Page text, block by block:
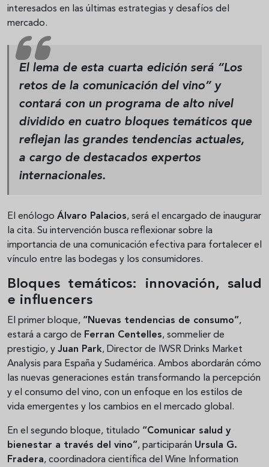
interesados en las últimas estrategias y desafíos del
mercado.
El lema de esta cuarta edición será “Los
retos de la comunicación del vino”y
contará con un programa de alto nivel
dividido en cuatro bloques temáticos que
reflejan las grandes tendencias actuales,
a cargo de destacados expertos
internacionales.
El enólogo Álvaro Palacios, será el encargado de inaugurar
la cita. Su intervención busca reflexionar sobre la
importancia de una comunicación efectiva para fortalecer el
vínculo entre las bodegas y los consumidores.
Bloques temáticos: innovación, salud
e influencers
El primer bloque, “Nuevas tendencias de consumo”,
estará a cargo de Ferran Centelles, sommelier de
prestigio, y Juan Park, Director de IWSR Drinks Market
Analysis para España y Sudamérica. Ambos abordarán cómo
las nuevas generaciones están transformando la percepción
y el consumo del vino, con un enfoque en los estilos de
vida emergentes y los cambios en el mercado global.
En el segundo bloque, titulado “Comunicar salud y
bienestar a través del vino”, participarán Ursula G.
Fradera, coordinadora científica del Wine Information